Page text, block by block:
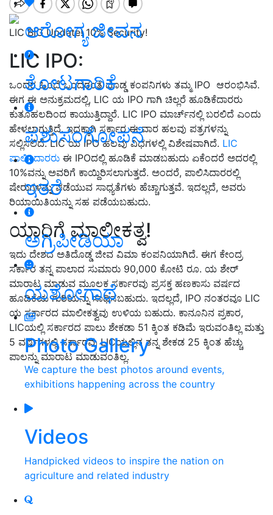
ಆರೋಗ್ಯ ಜೀವನ
ತೋಟಗಾರಿಕೆ
ಪಶುಸಂಗೋಪನೆ
ಇತರೆ
ಅಗ್ರಿಪೀಡಿಯಾ
ಯಶೋಗಾಥೆ
Photo Gallery
We capture the best photos around events,
exhibitions happening across the country
Videos
Handpicked videos to inspire the nation on
agriculture and related industry
LIC BIG Update! 10% Security!
LIC IPO:
ಒಂದರ ಹಿಂದೆ ಒಂದರಂತೆ ದೊಡ್ಡ ಕಂಪನಿಗಳು ತಮ್ಮ IPO ಆರಂಭಿಸಿವೆ.
ಈಗ ಈ ಅನುಕ್ರಮದಲ್ಲಿ, LIC ಯ IPO ಗಾಗಿ ಚಿಲ್ಲರೆ ಹೂಡಿಕೆದಾರರು
ಕುತೂಹಲದಿಂದ ಕಾಯುತ್ತಿದ್ದಾರೆ. LIC IPO ಮಾರ್ಚ್‌ನಲ್ಲಿ ಬರಲಿದೆ ಎಂದು
ಹೇಳಲಾಗುತ್ತಿದೆ. ಇದಕ್ಕಾಗಿ ಸರ್ಕಾರ ಈ ವಾರ ಹಲವು ಪತ್ರಗಳನ್ನು
ಸಲ್ಲಿಸಲಿದೆ. LIC ಯ IPO ಹಲವು ವಿಧಗಳಲ್ಲಿ ವಿಶೇಷವಾಗಿದೆ. LIC
ಪಾಲಿಸಿದಾರರು ಈ IPOದಲ್ಲಿ ಹೂಡಿಕೆ ಮಾಡಬಹುದು ಏಕೆಂದರೆ ಅದರಲ್ಲಿ
10%ವನ್ನು ಅವರಿಗೆ ಕಾಯ್ದಿರಿಸಲಾಗುತ್ತದೆ. ಅಂದರೆ, ಪಾಲಿಸಿದಾರರಲ್ಲಿ
ಷೇರುಗಳನ್ನು ಪಡೆಯುವ ಸಾಧ್ಯತೆಗಳು ಹೆಚ್ಚಾಗುತ್ತವೆ. ಇದಲ್ಲದೆ, ಅವರು
ರಿಯಾಯಿತಿಯನ್ನು ಸಹ ಪಡೆಯಬಹುದು.
ಯಾರಿಗೆ ಮಾಲೀಕತ್ವ!
ಇದು ದೇಶದ ಅತಿದೊಡ್ಡ ಜೀವ ವಿಮಾ ಕಂಪನಿಯಾಗಿದೆ. ಈಗ ಕೇಂದ್ರ
ಸರ್ಕಾರ ತನ್ನ ಪಾಲಾದ ಸುಮಾರು 90,000 ಕೋಟಿ ರೂ. ಯ ಶೇರ್
ಮಾರಾಟ ಮಾಡುವ ಮೂಲಕ ಸರ್ಕಾರವು ಪ್ರಸಕ್ತ ಹಣಕಾಸು ವರ್ಷದ
ಹೂಡಿಕೆಯ ಗುರಿಯನ್ನು ಸಾಧಿಸಬಹುದು. ಇದಲ್ಲದೆ, IPO ನಂತರವೂ LIC
ಯ ಸರ್ಕಾರದ ಮಾಲೀಕತ್ವವು ಉಳಿಯ ಬಹುದು. ಕಾನೂನಿನ ಪ್ರಕಾರ,
LICಯಲ್ಲಿ ಸರ್ಕಾರದ ಪಾಲು ಶೇಕಡಾ 51 ಕ್ಕಿಂತ ಕಡಿಮೆ ಇರುವಂತಿಲ್ಲ ಮತ್ತು
5 ವರ್ಷಗಳಲ್ಲಿ ಸರ್ಕಾರವು LICಯಲ್ಲಿನ ತನ್ನ ಶೇಕಡ 25 ಕ್ಕಿಂತ ಹೆಚ್ಚು
ಪಾಲನ್ನು ಮಾರಾಟ ಮಾಡುವಂತಿಲ್ಲ.